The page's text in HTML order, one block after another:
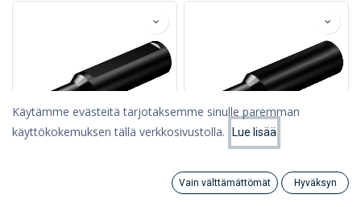
Suosituimmat
Category
Coromant Terävarsi MB-E12-32-
07R
Käytämme evästeitä tarjotaksemme sinulle paremman
käyttökokemuksen tällä verkkosivustolla.
Lue lisää
Vain välttämättömät Hyväksyn